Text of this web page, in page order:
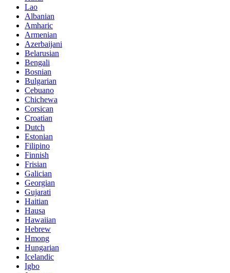
Lao
Albanian
Amharic
Armenian
Azerbaijani
Belarusian
Bengali
Bosnian
Bulgarian
Cebuano
Chichewa
Corsican
Croatian
Dutch
Estonian
Filipino
Finnish
Frisian
Galician
Georgian
Gujarati
Haitian
Hausa
Hawaiian
Hebrew
Hmong
Hungarian
Icelandic
Igbo